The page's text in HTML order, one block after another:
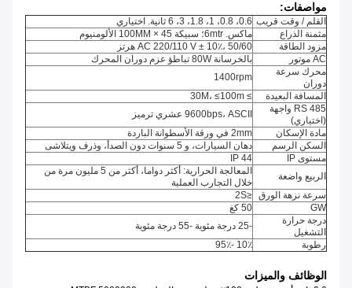
مواصفات:
القلم / وقت قريب 0.6، 0.8، 1، 1.8، 3، 6 ثانية.
اختياري
مثمنة الذراع
ماكس. 6mtr؛ سبيكة 45 × 100MM الألومنيوم
مزود الطاقة
AC 220/110 V ± 10٪، 50/60
هرتز
AC موتور
بالخرسانة 80W تباطؤ عزم دوران المحرك
محرك سرعة
دوران
1400rpm
المسافة البعيدة
≥ 30M، ≤100m
RS 485 واجهة
(اختياري)
9600bps، ASCII عشري ترميز
مادة الإسكان
2mm في ورقة الأسطوانة الباردة
السكن الرسم
دهان السيارات، و 5 سنوات دون الصدأ، وذرف ويتلاشى
مستوى IP
IP 44
الربيع واضعة
المعالجة الحرارية: أكثر دواما، أكثر من 5 مليون مرة من
خلال التجارب العملية
سرعة نزهة الورق ≤2S
GW
50 كغ
درجة حرارة
التشغيل
-25 درجة مئوية -55 درجة مئوية
رطوبة
10٪ -95٪
الوظائف والميزات